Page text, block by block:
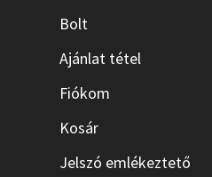
Bolt
Ajánlat tétel
Fiókom
Kosár
Jelszó emlékeztető